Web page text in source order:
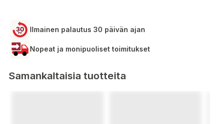
Ilmainen palautus 30 päivän ajan
Nopeat ja monipuoliset toimitukset
Samankaltaisia tuotteita